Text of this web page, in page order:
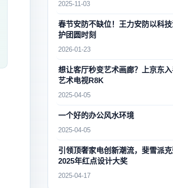
2025-11-03
春节安防不缺位！王力安防以科
护团圆时刻
2026-01-23
想让客厅秒变艺术画廊？上京东
艺术电视R8K
2025-04-05
一个好的办公风水环境
2025-04-05
引领顶奢家电创新潮流，斐雪派
2025年红点设计大奖
2025-04-17